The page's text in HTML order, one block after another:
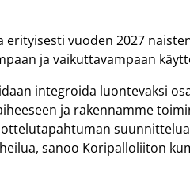
vuoden 2027
ja vaikuttavampaan
integroida luontevaksi
ja rakennamme
sanoo Koripalloliiton